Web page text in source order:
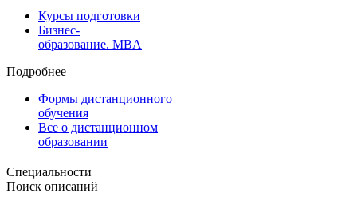
Курсы подготовки
Бизнес-
образование. MBA
Подробнее
Формы дистанционного
обучения
Все о дистанционном
образовании
Специальности
Поиск описаний